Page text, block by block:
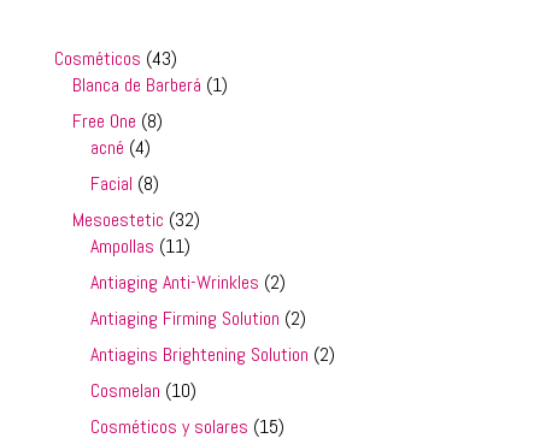
Cosméticos 4343
productos
Blanca de Barberá 11
Free One 88
acné 44
productos
Facial 88
productos
Mesoestetic 3232
Ampollas 1111
productos
Antiaging Anti-Wrinkles 22
productos
Antiaging Firming Solution 22
productos
Antiagins Brightening Solution 22
Cosmelan 1010
productos
Cosméticos y solares 1515